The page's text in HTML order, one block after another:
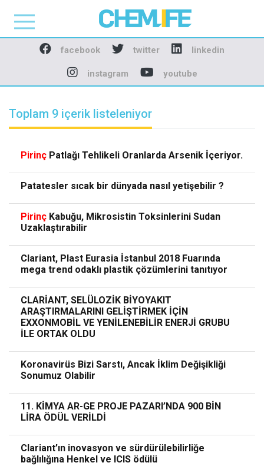
Chemlife - Basılı ve
facebook twitter linkedin
instagram youtube
Toplam 9 içerik listeleniyor
Pirinç Patlağı Tehlikeli Oranlarda Arsenik İçeriyor.
Patatesler sıcak bir dünyada nasıl yetişebilir ?
Pirinç Kabuğu, Mikrosistin Toksinlerini Sudan
Uzaklaştırabilir
Clariant, Plast Eurasia İstanbul 2018 Fuarında
mega trend odaklı plastik çözümlerini tanıtıyor
CLARİANT, SELÜLOZİK BİYOYAKIT
ARAŞTIRMALARINI GELİŞTİRMEK İÇİN
EXXONMOBİL VE YENİLENEBİLİR ENERJİ GRUBU
İLE ORTAK OLDU
Koronavirüs Bizi Sarstı, Ancak İklim Değişikliği
Sonumuz Olabilir
11. KİMYA AR-GE PROJE PAZARI’NDA 900 BİN
LİRA ÖDÜL VERİLDİ
Clariant’ın inovasyon ve sürdürülebilirliğe
bağlılığına Henkel ve ICIS ödülü